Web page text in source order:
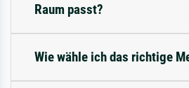
Raum passt?
Wie wähle ich das richtige